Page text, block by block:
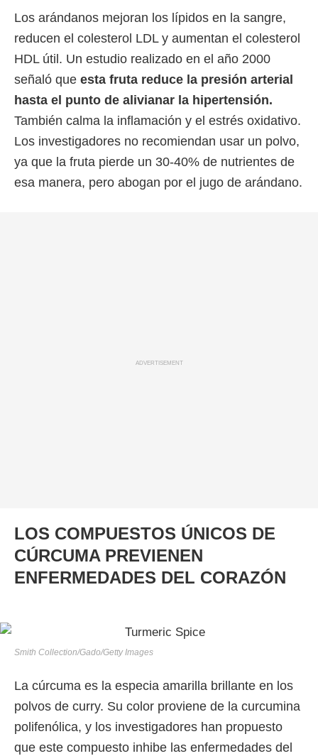
Los arándanos mejoran los lípidos en la sangre,
reducen el colesterol LDL y aumentan el colesterol
HDL útil. Un estudio realizado en el año 2000
señaló que esta fruta reduce la presión arterial
hasta el punto de alivianar la hipertensión.
También calma la inflamación y el estrés oxidativo.
Los investigadores no recomiendan usar un polvo,
ya que la fruta pierde un 30-40% de nutrientes de
esa manera, pero abogan por el jugo de arándano.
ADVERTISEMENT
LOS COMPUESTOS ÚNICOS DE
CÚRCUMA PREVIENEN
ENFERMEDADES DEL CORAZÓN
Smith Collection/Gado/Getty Images
La cúrcuma es la especia amarilla brillante en los
polvos de curry. Su color proviene de la curcumina
polifenólica, y los investigadores han propuesto
que este compuesto inhibe las enfermedades del